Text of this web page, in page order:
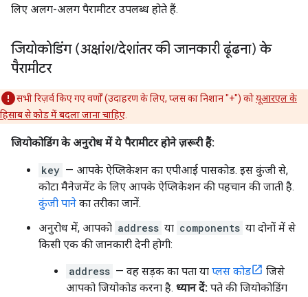
लिए अलग-अलग पैरामीटर उपलब्ध होते हैं.
जियोकोडिंग (अक्षांश/देशांतर की जानकारी ढूंढना) के
पैरामीटर
सभी रिज़र्व किए गए वर्णों (उदाहरण के लिए, प्लस का निशान "+") कोयूआरएल के
हिसाब से कोड में बदला जाना चाहिए
जियोकोडिंग के अनुरोध में ये पैरामीटर होने ज़रूरी हैं:
key — आपके ऐप्लिकेशन का एपीआई पासकोड. इस कुंजी से,
कोटा मैनेजमेंट के लिए आपके ऐप्लिकेशन की पहचान की जाती है.
कुंजी पाने का तरीका जानें.
अनुरोध में, आपको address या components या दोनों में से
किसी एक की जानकारी देनी होगी:
address — वह सड़क का पता या प्लस कोड
जिसे
आपको जियोकोड करना है. ध्यान दें: पते की जियोकोडिंग